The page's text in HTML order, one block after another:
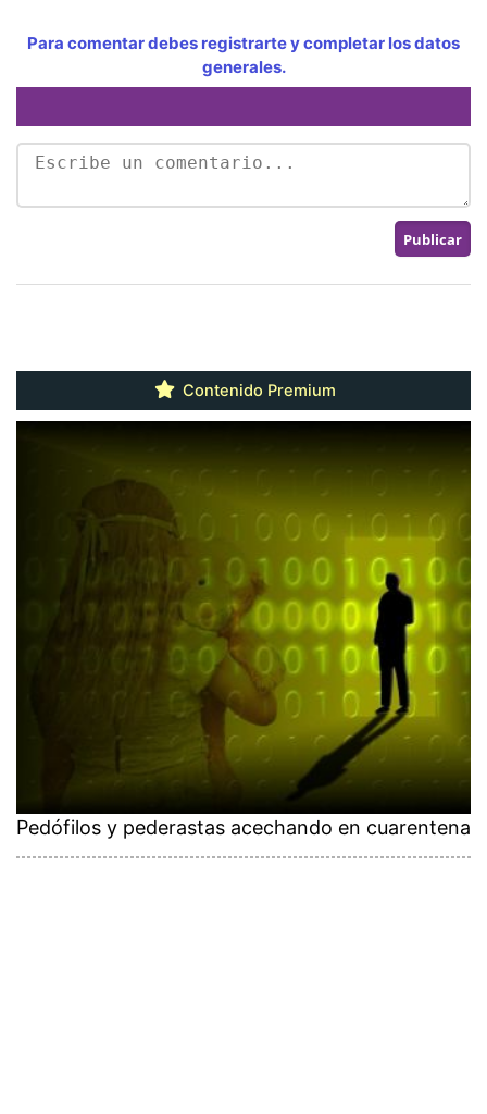
Para comentar debes registrarte y completar los datos
generales.
Contenido Premium
Pedófilos y pederastas acechando en cuarentena